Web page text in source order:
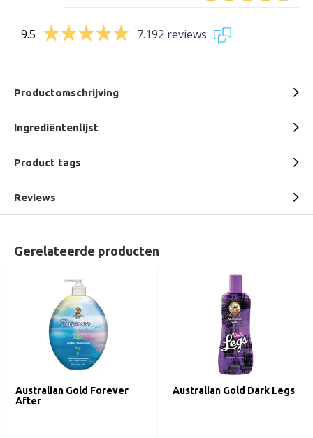
9.5 7.192 reviews
Productomschrijving
Ingrediëntenlijst
Product tags
Reviews
Gerelateerde producten
Australian Gold Forever
After
Australian Gold Dark Legs